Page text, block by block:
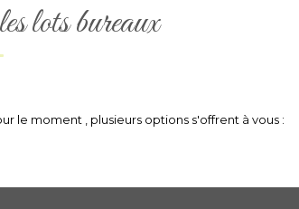
lots bureaux
le moment , plusieurs options s'offrent à vous :